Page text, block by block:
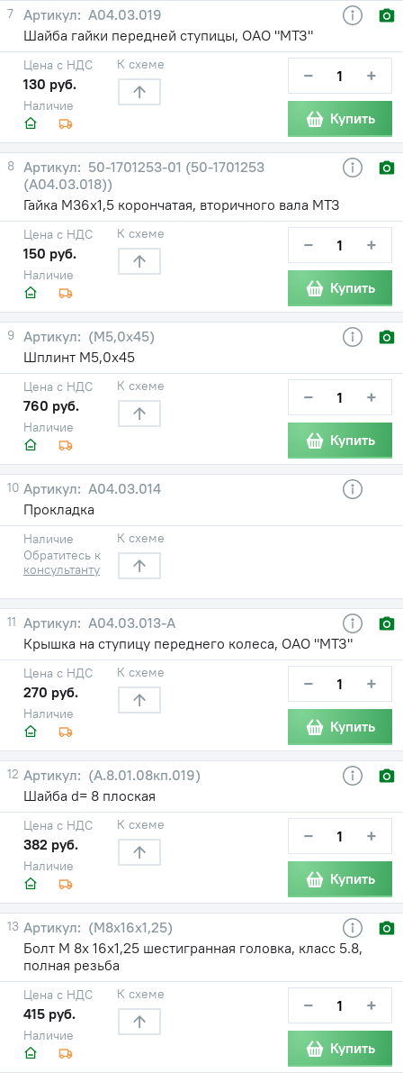
7
А04.03.019
Шайба гайки передней ступицы, ОАО "МТЗ"
Наличие
Цена с НДС
130 руб.
К схеме − +
Купить
8
50-1701253-01 (50-1701253
(А04.03.018))
Гайка М36х1,5 корончатая, вторичного вала МТЗ
Наличие
Цена с НДС
150 руб.
К схеме − +
Купить
9
(М5,0х45)
Шплинт М5,0х45
Наличие
Цена с НДС
760 руб.
К схеме − +
Купить
10
А04.03.014
Прокладка
Наличие
Обратитесь к
консультанту
К схеме
11
А04.03.013-А
Крышка на ступицу переднего колеса, ОАО "МТЗ"
Наличие
Цена с НДС
270 руб.
К схеме − +
Купить
12
(А.8.01.08кп.019)
Шайба d= 8 плоская
Наличие
Цена с НДС
382 руб.
К схеме − +
Купить
13
(М8х16х1,25)
Болт М 8х 16х1,25 шестигранная головка, класс 5.8,
полная резьба
Наличие
Цена с НДС
415 руб.
К схеме − +
Купить